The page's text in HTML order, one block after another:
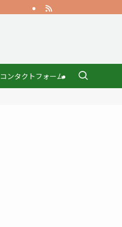
コンタクトフォーム